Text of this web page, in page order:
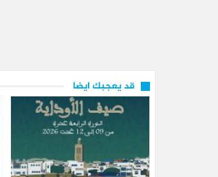
قد يعجبك ايضا